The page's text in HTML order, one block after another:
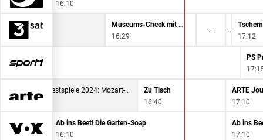
16:10
Museums-Check mit Markus Brock
16:29
17:12
Salzburger Festspiele 2024: Mozart-Matinee Gonzalez-Monjas
15:55
Zu Tisch
16:40
ARTE
17:10
Ab ins Beet! Die Garten-Soap
16:10
Ab ins
17:10